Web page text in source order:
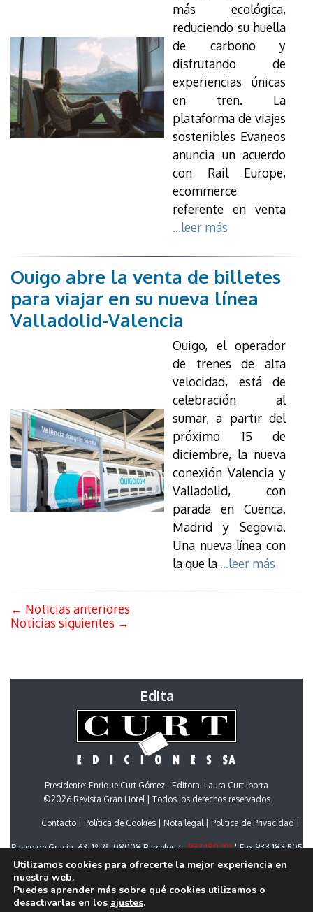
más ecológica,
reduciendo su huella
de carbono y
disfrutando de
experiencias únicas
en tren. La
plataforma de viajes
sostenibles Evaneos
anuncia un acuerdo
con Rail Europe,
ecommerce
referente en venta
...leer más
Ouigo abre la venta de billetes
para viajar en su nueva línea
Valladolid-Valencia
Ouigo, el operador
de trenes de alta
velocidad, está de
celebración al
sumar, a partir del
próximo 15 de
diciembre, la nueva
conexión Valencia y
Valladolid, con
parada en Cuenca,
Madrid y Segovia.
Una nueva línea con
la que la ...leer más
← Noticias anteriores
Noticias siguientes →
Edita
Presidente: Enrique Curt Gómez - Editora: Laura Curt Iborra
©2026 Revista Gran Hotel | Todos los derechos reservados
Contacto Política de Cookies Nota legal Politica de Privacidad
Paseo de Gracia, 63. 1º 2ª. 08008 Barcelona -933 180 101¦ Fax 933 183 505
Select Language ▼
Utilizamos cookies para ofrecerte la mejor experiencia en
nuestra web.
Puedes aprender más sobre qué cookies utilizamos o
desactivarlas en los ajustes.